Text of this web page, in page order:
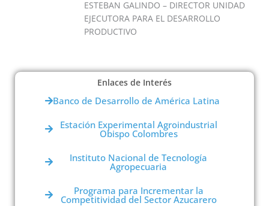
i
d
e
o
ESTEBAN GALINDO – DIRECTOR UNIDAD
EJECUTORA PARA EL DESARROLLO
PRODUCTIVO
Enlaces de Interés
Banco de Desarrollo de América Latina
Estación Experimental Agroindustrial
Obispo Colombres
Instituto Nacional de Tecnología
Agropecuaria
Programa para Incrementar la
Competitividad del Sector Azucarero